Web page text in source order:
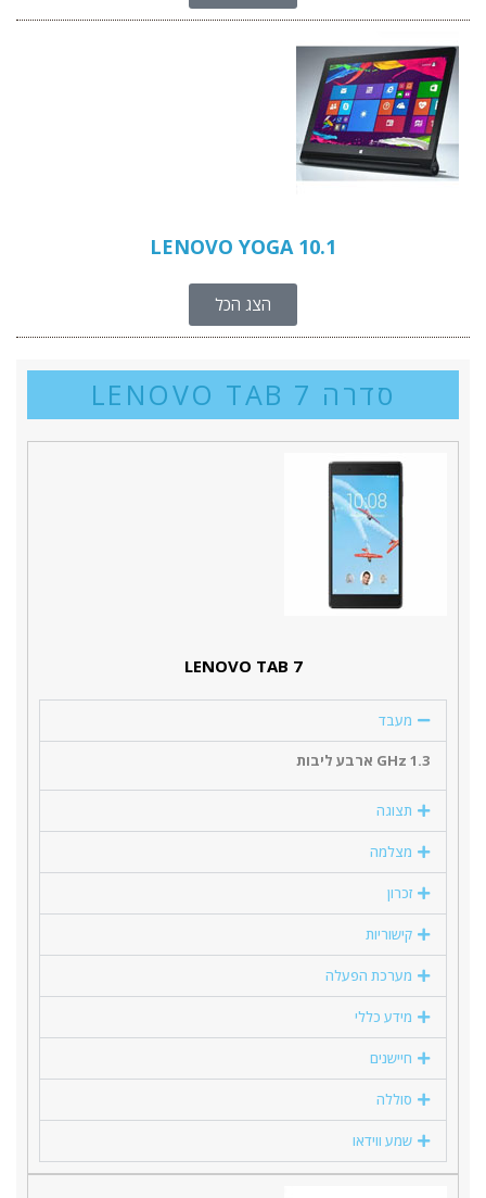
LENOVO YOGA 10.1
הצג הכל
סדרה LENOVO TAB 7
LENOVO TAB 7
מעבד
1.3 GHz ארבע ליבות
תצוגה
מצלמה
זכרון
קישוריות
מערכת הפעלה
מידע כללי
חיישנים
סוללה
שמע ווידאו